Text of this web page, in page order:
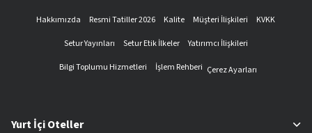
Hakkımızda Resmi Tatiller 2026 Kalite Müşteri İlişkileri
KVKK
Setur Yayınları
Setur Etik İlkeler
Yatırımcı İlişkileri
Bilgi Toplumu Hizmetleri
İşlem Rehberi Çerez Ayarları
Yurt İçi Oteller